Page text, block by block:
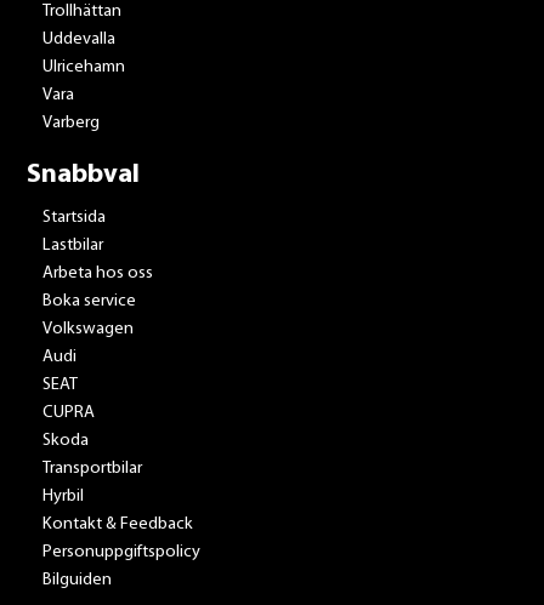
Trollhättan
Uddevalla
Ulricehamn
Vara
Varberg
Snabbval
Startsida
Lastbilar
Arbeta hos oss
Boka service
Volkswagen
Audi
SEAT
CUPRA
Skoda
Transportbilar
Hyrbil
Kontakt & Feedback
Personuppgiftspolicy
Bilguiden